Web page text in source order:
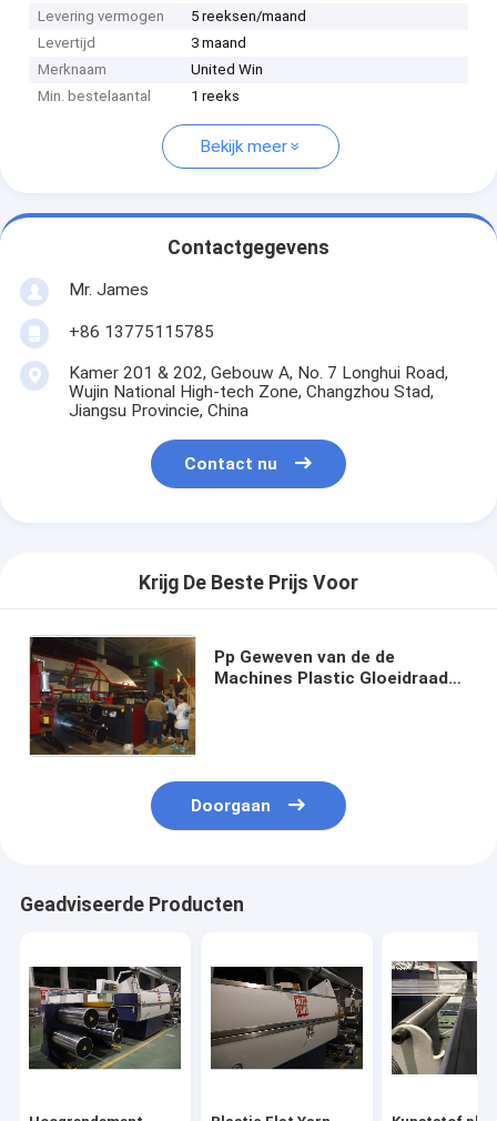
Levering vermogen
5 reeksen/maand
Levertijd
3 maand
Merknaam
United Win
Min. bestelaantal
1 reeks
Bekijk meer
Contactgegevens
Mr. James
+86 13775115785
Kamer 201 & 202, Gebouw A, No. 7 Longhui Road,
Wujin National High-tech Zone, Changzhou Stad,
Jiangsu Provincie, China
Contact nu
Krijg De Beste Prijs Voor
Pp Geweven van de de
Machines Plastic Gloeidraad
Doorgaan
Geadviseerde Producten